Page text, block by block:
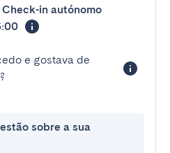
Check-in autónomo
e gostava de
sobre a sua